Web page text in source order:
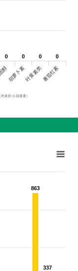
黄质+β-隐黄素）
0
0 0
0 0
0 0
0
胡萝卜素叶黄素类番茄红素
863
863
337
337